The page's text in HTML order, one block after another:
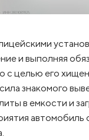
и выполняя
с целью его
знакомого
в емкости и